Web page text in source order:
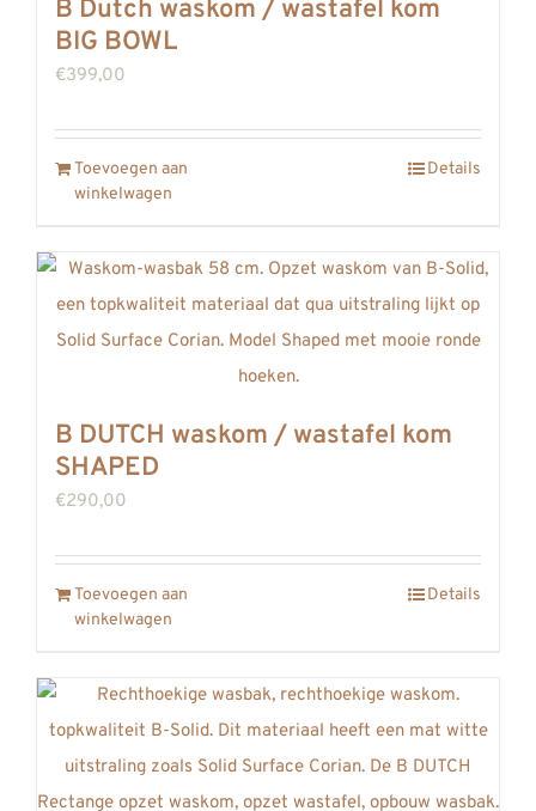
B Dutch waskom / wastafel kom
BIG BOWL
€399,00
Toevoegen aan
winkelwagen
Details
B DUTCH waskom / wastafel kom
SHAPED
€290,00
Toevoegen aan
winkelwagen
Details